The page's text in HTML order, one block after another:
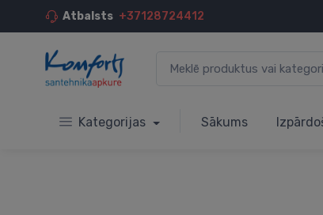
Atbalsts +37128724412
Kategorijas Sākums